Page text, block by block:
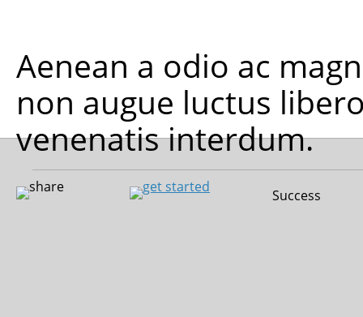
Aenean a odio ac
non augue luctus
venenatis interdum.
Success